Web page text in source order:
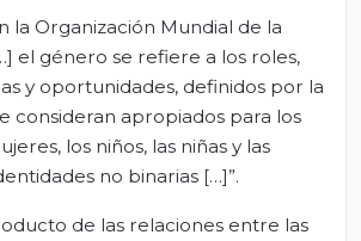
la Organización Mundial de la
el género se refiere a los roles,
y oportunidades, definidos por la
consideran apropiados para los
los niños, las niñas y las
no binarias […]”.
de las relaciones entre las